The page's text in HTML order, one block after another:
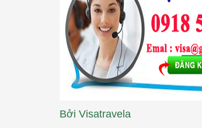
Bởi Visatravela